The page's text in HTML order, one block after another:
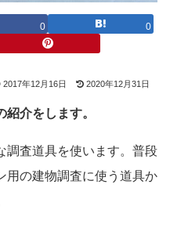
0 0
2017年12月16日 2020年12月31日
介をします。
調査道具を使います。普段
用の建物調査に使う道具か